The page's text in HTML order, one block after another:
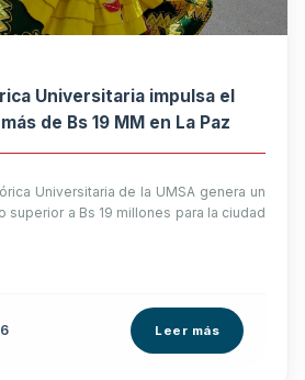
Universitaria impulsa el
de Bs 19 MM en La Paz
Universitaria de la UMSA genera un
superior a Bs 19 millones para la ciudad
Leer más